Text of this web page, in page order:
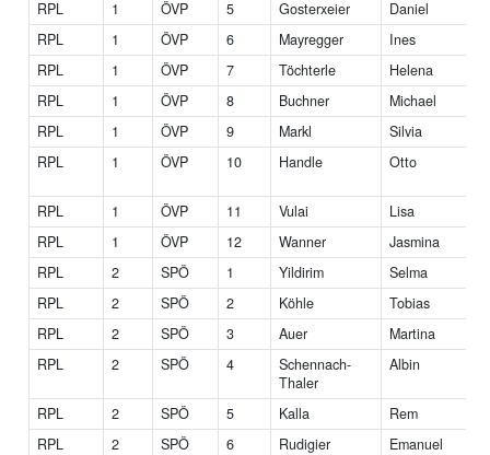
RPL 1 ÖVP 5 Gosterxeier
Daniel
RPL
1 ÖVP 6 Mayregger Ines
RPL
1 ÖVP 7 Töchterle
Helena
RPL
1 ÖVP 8 Buchner
Michael
RPL
1 ÖVP 9 Markl
Silvia
RPL
1 ÖVP 10 Handle Otto
RPL
1 ÖVP 11 Vulai
Lisa
RPL
1 ÖVP 12 Wanner
Jasmina
RPL
2 SPÖ 1 Yildirim Selma
RPL
2 SPÖ 2 Köhle
Tobias
RPL
2 SPÖ 3 Auer
Martina
RPL
2 SPÖ 4
Schennach-
Thaler
Albin
RPL 2 SPÖ 5 Kalla
Rem
RPL
2 SPÖ 6 Rudigier Emanuel